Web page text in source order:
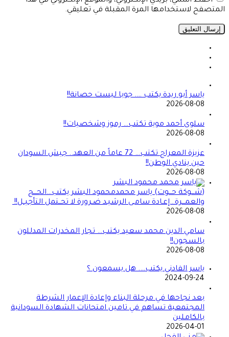
المتصفح لاستخدامها المرة المقبلة في تعليقي.
ياسر أبو ريدة يكتب …. جوبا ليست حصانة!!
2026-08-08
سلوى أحمد موية تكتب… رموز وشخصيات!!
2026-08-08
عزيزة المعراج تكتب… 72 عاماً من العهد.. جيش السودان
حين ينادي الوطن!!
2026-08-08
(شـــوكة حـــوت) ياسر محمدمحمود البشر يكتب…الحـــج
والعمـــرة…إعـادة سامـى الرشيـد ضـرورة لا تحــتمل التأجيــل!!
2026-08-08
سامي الدين محمد سعيد يكتب… تجار المخدرات المدللون
بالسجون!!
2026-08-08
ياسر الفادني يكتب…. هل يسمعون ؟
2024-09-24
بعد نجاحها في مرحلة البناء وإعادة الإعمار الشرطة
المجتمعية تساهم في تامين امتحانات الشهادة السودانية
بالكاملين
2026-04-01